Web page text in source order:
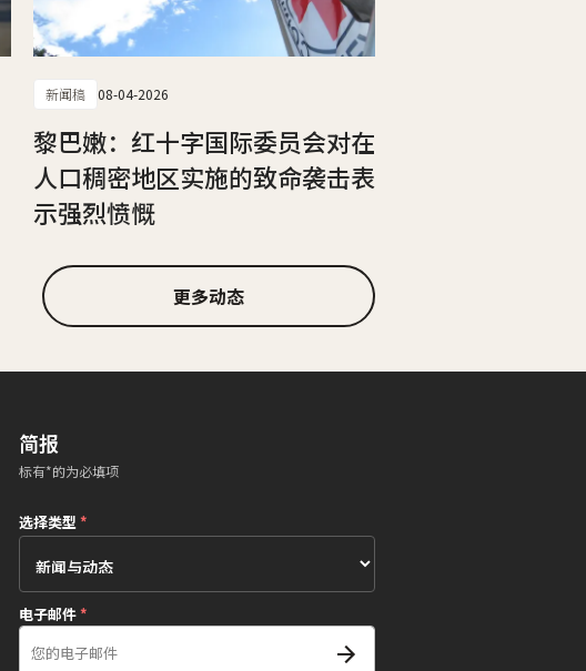
新闻稿 08-04-2026
黎巴嫩：红十字国际委员会对在
人口稠密地区实施的致命袭击表
示强烈愤慨
更多动态
简报
标有*的为必填项
选择类型*
电子邮件*